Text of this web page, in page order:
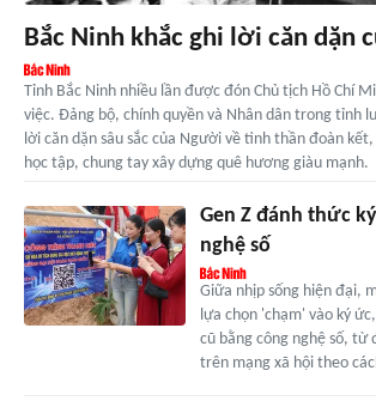
Bắc Ninh khắc ghi lời căn dặn
Tỉnh Bắc Ninh nhiều lần được đón Chủ tịch Hồ Chí
việc. Đảng bộ, chính quyền và Nhân dân trong tỉnh
lời căn dặn sâu sắc của Người về tinh thần đoàn
học tập, chung tay xây dựng quê hương giàu mạnh.
Gen Z đánh thức
nghệ số
Giữa nhịp sống hiện đại,
lựa chọn 'chạm' vào ký
cũ bằng công nghệ số, từ
trên mạng xã hội theo